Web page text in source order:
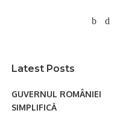
Latest Posts
GUVERNUL ROMÂNIEI
SIMPLIFICĂ